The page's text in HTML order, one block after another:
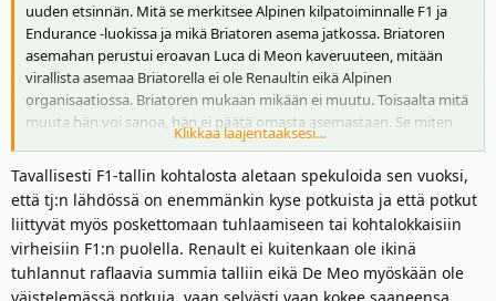
uuden etsinnän. Mitä se merkitsee Alpinen kilpatoiminnalle F1 ja
Endurance -luokissa ja mikä Briatoren asema jatkossa. Briatoren
asemahan perustui eroavan Luca di Meon kaveruuteen, mitään
virallista asemaa Briatorella ei ole Renaultin eikä Alpinen
organisaatiossa. Briatoren mukaan mikään ei muutu. Toisaalta mitä
muuta hän voi sanoa, hän ei päätä omasta asemastaan. Se miten
uusi CEO ja sen mukana johtokunta suhtautuu Alpinen
kilpailutoiminnan rahoittamiseen on kysymys. Tulokset eivät puhu
puolestaan F1:ssä ja Endurancessa todella pohjalla.
Klikkaa laajentaaksesi...
Tavallisesti F1-tallin kohtalosta aletaan spekuloida sen vuoksi,
että tj:n lähdössä on enemmänkin kyse potkuista ja että potkut
liittyvät myös poskettomaan tuhlaamiseen tai kohtalokkaisiin
virheisiin F1:n puolella. Renault ei kuitenkaan ole ikinä
tuhlannut raflaavia summia talliin eikä De Meo myöskään ole
väistelemässä potkuja, vaan selvästi vaan kokee saaneensa